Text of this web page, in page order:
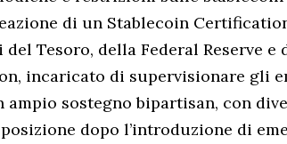
di un Stablecoin
Tesoro, della Federal Reserve e
incaricato di supervisionare gli
ampio sostegno bipartisan, con
dopo l’introduzione di